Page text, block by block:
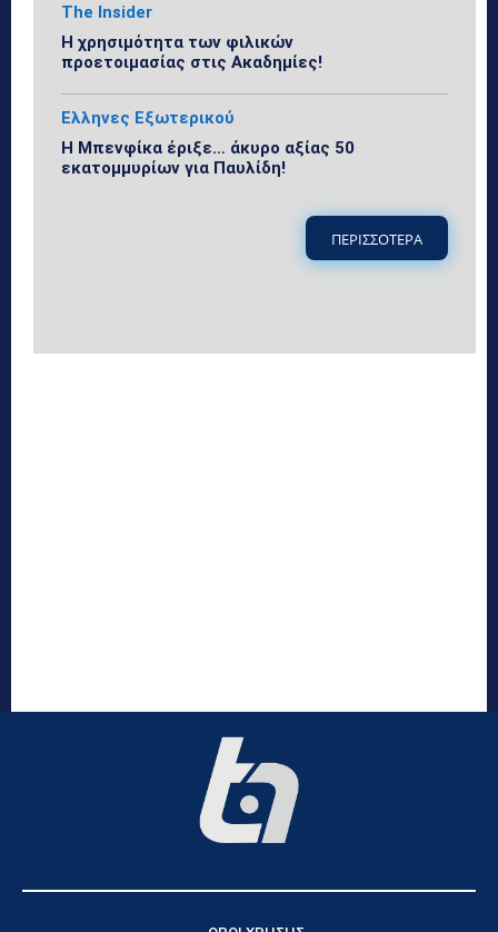
The Insider
Η χρησιμότητα των φιλικών
προετοιμασίας στις Ακαδημίες!
Ελληνες Εξωτερικού
Η Μπενφίκα έριξε… άκυρο αξίας 50
εκατομμυρίων για Παυλίδη!
ΠΕΡΙΣΣΟΤΕΡΑ